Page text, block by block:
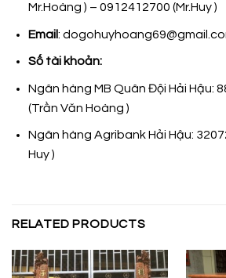
Mr.Hoàng ) – 0912412700 (Mr.Huy )
Email:
Số tài khoản:
Ngân hàng MB Quân Đội Hải Hậu:
(Trần Văn Hoàng )
Ngân hàng Agribank Hải Hậu:
Huy )
RELATED PRODUCTS